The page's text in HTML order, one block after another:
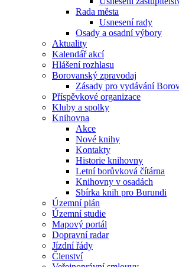
Rada města
Usnesení rady
Osady a osadní výbory
Aktuality
Kalendář akcí
Hlášení rozhlasu
Borovanský zpravodaj
Zásady pro vydávání
Příspěvkové organizace
Kluby a spolky
Knihovna
Akce
Nové knihy
Kontakty
Historie knihovny
Letní borůvková čítárna
Knihovny v osadách
Sbírka knih pro Burundi
Územní plán
Územní studie
Mapový portál
Dopravní radar
Jízdní řády
Členství